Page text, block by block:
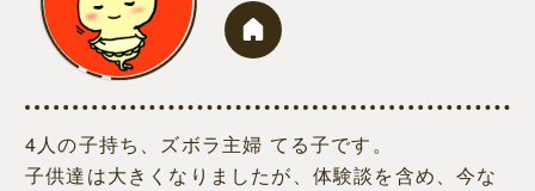
4人の子持ち、ズボラ主婦 てる子です。
子供達は大きくなりましたが、体験談を含め、今な